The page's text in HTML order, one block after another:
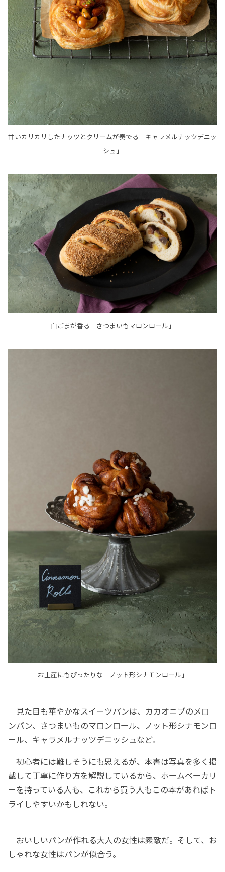
甘いカリカリしたナッツとクリームが奏でる「キャラメルナッツデニッ
シュ」
白ごまが香る「さつまいもマロンロール」
お土産にもぴったりな「ノット形シナモンロール」
見た目も華やかなスイーツパンは、カカオニブのメロ
ンパン、さつまいものマロンロール、ノット形シナモンロ
ール、キャラメルナッツデニッシュなど。
初心者には難しそうにも思えるが、本書は写真を多く掲
載して丁寧に作り方を解説しているから、ホームベーカリ
ーを持っている人も、これから買う人もこの本があればト
ライしやすいかもしれない。
おいしいパンが作れる大人の女性は素敵だ。そして、お
しゃれな女性はパンが似合う。